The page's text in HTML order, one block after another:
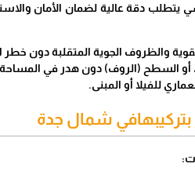
دقة عالية لضمان الأمان
والظروف الجوية المتقلبة دون
أو السطح (الروف) دون هدر في
للفيلا أو المبنى.
بتركيبهافي شمال جدة